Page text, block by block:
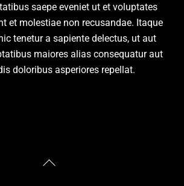
saepe eveniet ut et voluptates
et molestiae non recusandae. Itaque
tenetur a sapiente delectus, ut aut
maiores alias consequatur aut
doloribus asperiores repellat.
Back